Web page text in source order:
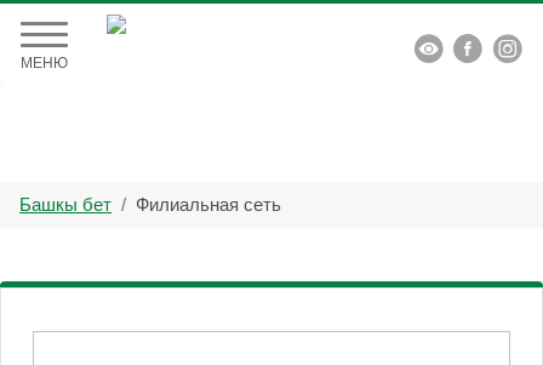
 
МЕНЮ
Башкы бет Филиальная сеть